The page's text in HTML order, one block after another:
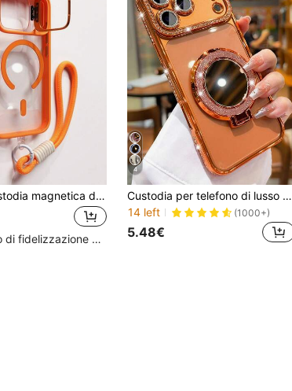
1 pezzo Custodia magnetica di lusso per telefono con supporto per obiettivo, compatibile con iPhone 17 Pro Max 16 15 14 13 12 Pro Max Plus, supporta la ricarica senza fili, custodia protettiva trasparente con cornice antiurto, regalo con molla
Alto livello di fidelizzazione dei clienti
4
Custodia per telefono di lusso con strass scintillanti e paillettes, supporto per telefono, protezione per lenti placcata in oro rosa, custodia anti-caduta con specchio per trucco, compatibile con iPhone 17 Pro Max, 17 Pro, 17, 16 Pro Max, 15, 14 Plus, 13, 12 Pro Max, 11, 17 Air, custodia protettiva anti-caduta di alta qualità, regalo per feste
14 left
(1000+)
5.48€